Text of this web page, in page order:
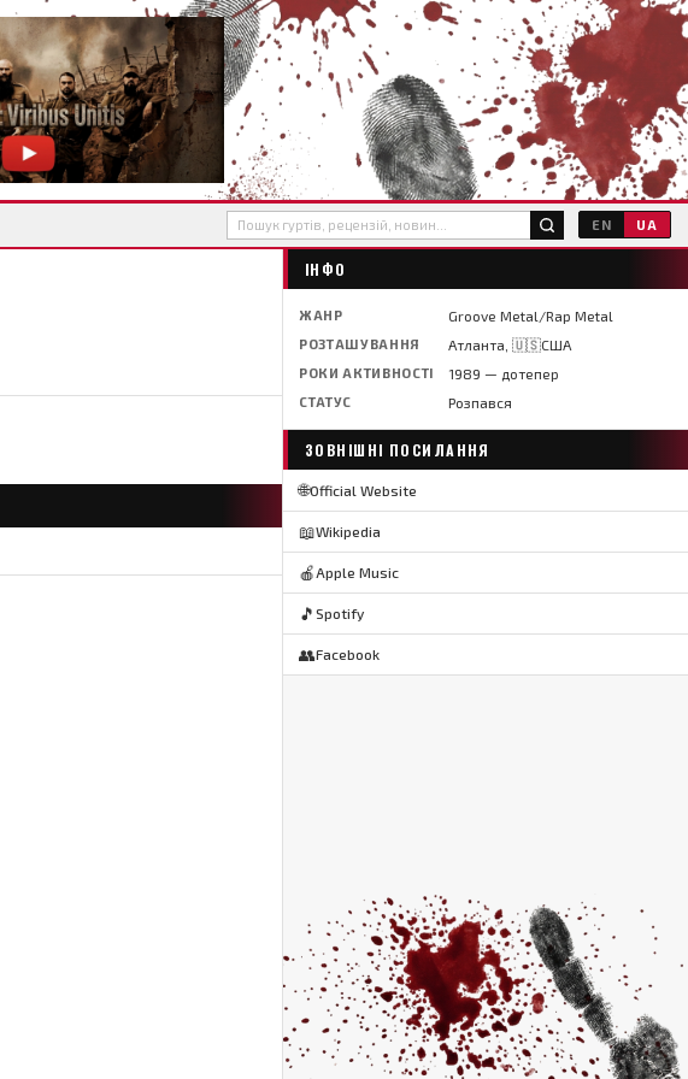
EN UA
ІНФО
ЖАНР Groove Metal/Rap Metal
РОЗТАШУВАННЯ Атланта, 🇺🇸США
РОКИ АКТИВНОСТІ 1989 — дотепер
СТАТУС Розпався
ЗОВНІШНІ ПОСИЛАННЯ
🌐Official Website
📖Wikipedia
🍎 Apple Music
🎵 Spotify
👥Facebook